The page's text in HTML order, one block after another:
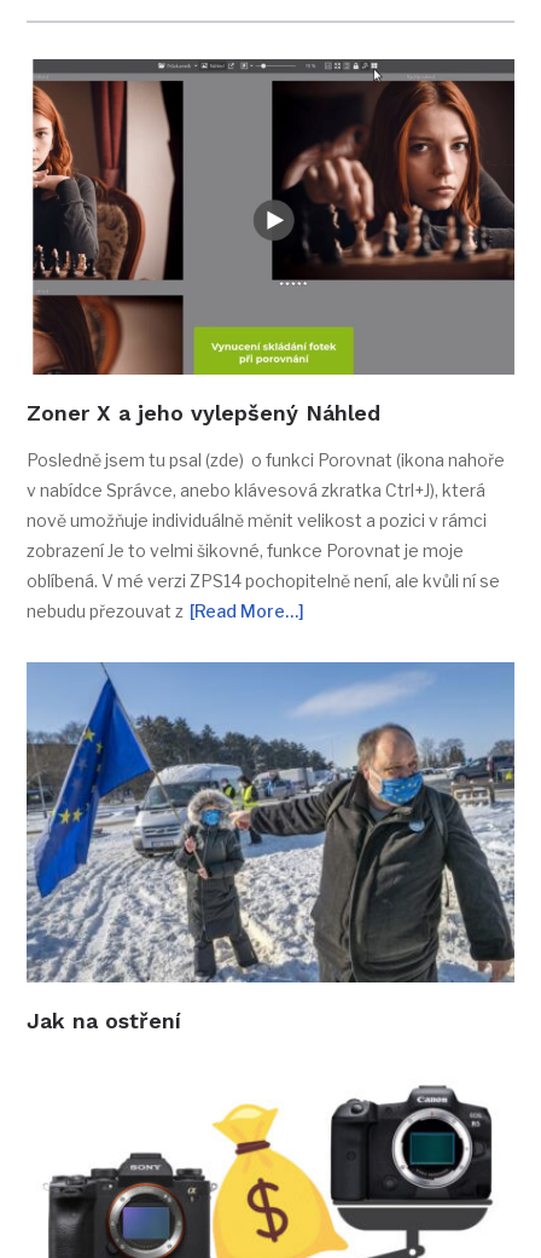
Zoner X a jeho vylepšený Náhled
Posledně jsem tu psal (zde) o funkci Porovnat (ikona nahoře
v nabídce Správce, anebo klávesová zkratka Ctrl+J), která
nově umožňuje individuálně měnit velikost a pozici v rámci
zobrazení Je to velmi šikovné, funkce Porovnat je moje
oblíbená. V mé verzi ZPS14 pochopitelně není, ale kvůli ní se
nebudu přezouvat z [Read More…]
Jak na ostření